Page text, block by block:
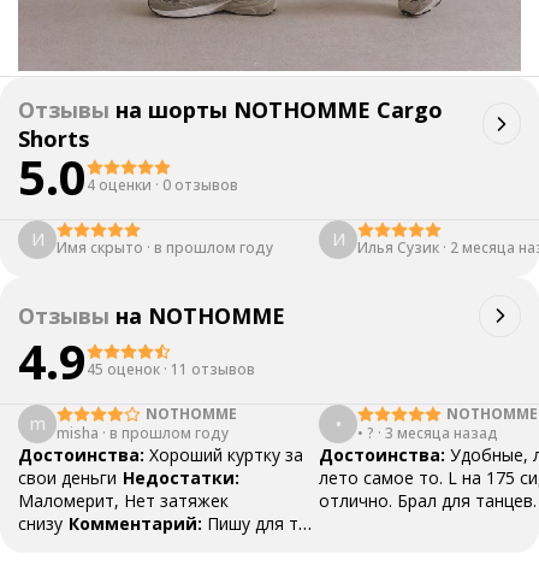
Отзывы на шорты NOTHOMME Cargo
Shorts
5.04 оценки · 0 отзывов
И Имя скрыто · в прошлом году И Илья Сузик · 2 месяца
Отзывы на NOTHOMME
4.945 оценок · 11 отзывов
m
NOTHOMME
misha · в прошлом году
Достоинства: Хороший куртку за
свои деньги Недостатки:
Маломерит, Нет затяжек
снизу Комментарий: Пишу для тех
•
NOTHOMME
• ? · 3 месяца назад
Достоинства: Удобные,
лето самое то. L на 175
отлично. Брал для танцев.